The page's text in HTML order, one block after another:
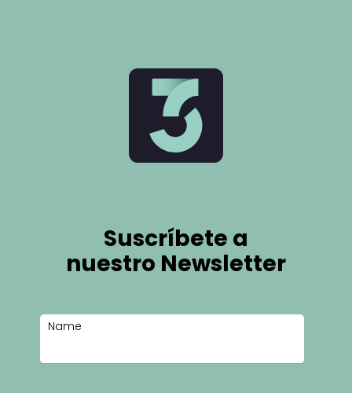
Suscríbete a
nuestro Newsletter
Name